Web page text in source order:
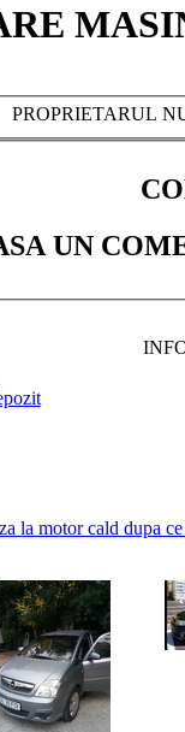
PROPRIETARUL
UN
la motor cald dupa